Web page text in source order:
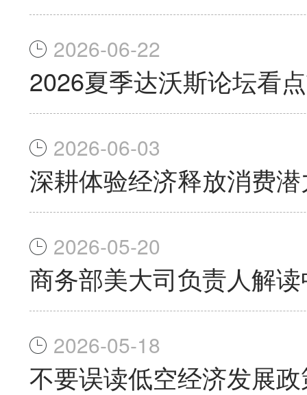
2026-06-22
2026夏季达沃斯论坛看
2026-06-03
深耕体验经济释放消费
2026-05-20
商务部美大司负责人解
2026-05-18
不要误读低空经济发展